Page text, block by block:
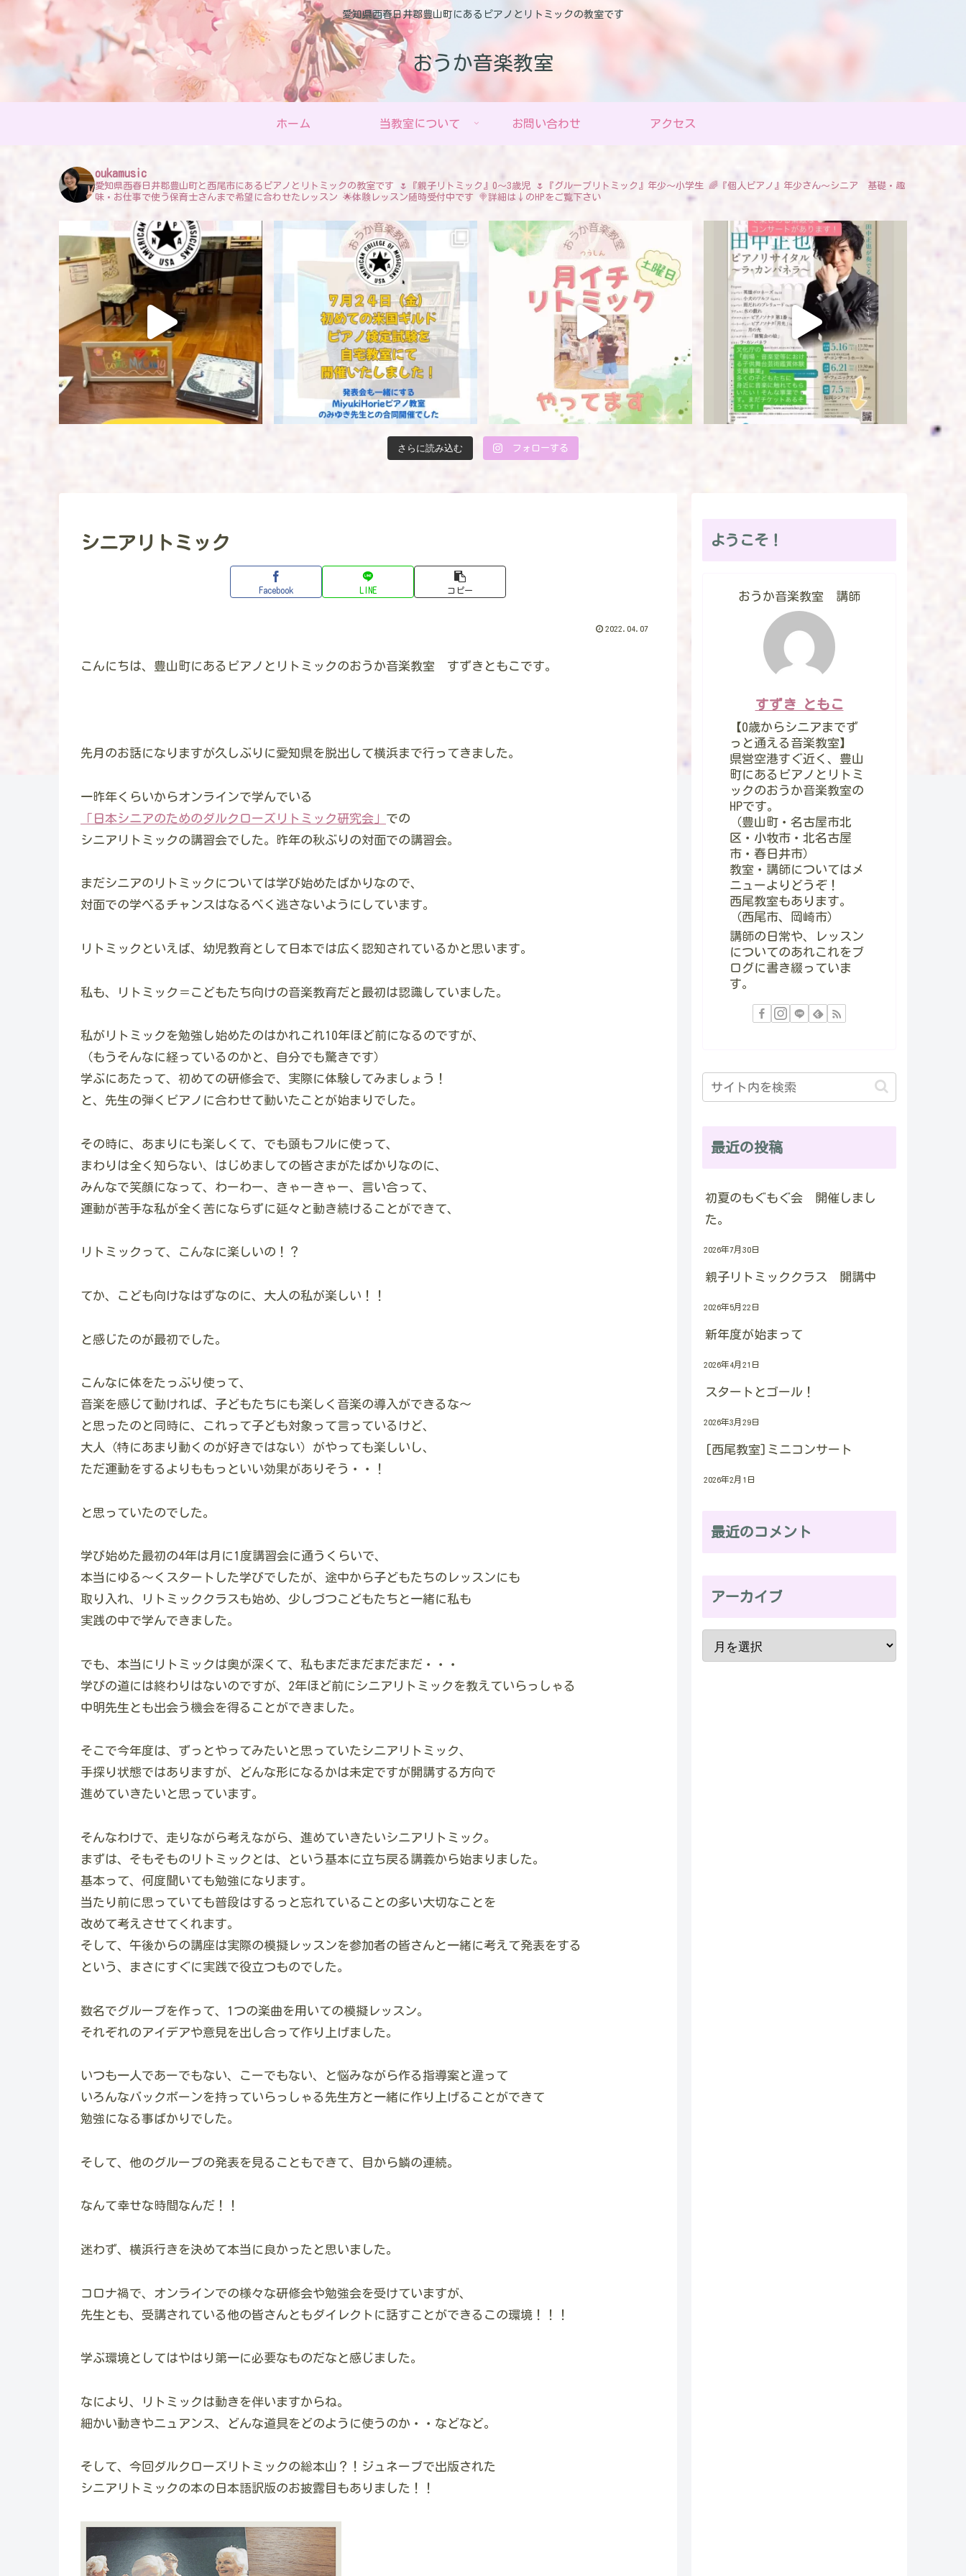
愛知県西春日井郡豊山町にあるピアノとリトミックの教室です
おうか音楽教室
ホーム 当教室について お問い合わせ アクセス
oukamusic
愛知県西春日井郡豊山町と西尾市にあるピアノとリトミックの教室です 🌷『親子リトミック』0〜3歳児 🌷『グループリトミック』年少〜小学生 🌈『個人ピアノ』年少さん〜シニア 基礎・趣
味・お仕事で使う保育士さんまで希望に合わせたレッスン 🌟体験レッスン随時受付中です 🍭詳細は↓のHPをご覧下さい
さらに読み込む フォローする
シニアリトミック
Facebook LINE コピー
2022.04.07
こんにちは、豊山町にあるピアノとリトミックのおうか音楽教室 すずきともこです。
先月のお話になりますが久しぶりに愛知県を脱出して横浜まで行ってきました。
一昨年くらいからオンラインで学んでいる
「日本シニアのためのダルクローズリトミック研究会」 での
シニアリトミックの講習会でした。昨年の秋ぶりの対面での講習会。
まだシニアのリトミックについては学び始めたばかりなので、
対面での学べるチャンスはなるべく逃さないようにしています。
リトミックといえば、幼児教育として日本では広く認知されているかと思います。
私も、リトミック＝こどもたち向けの音楽教育だと最初は認識していました。
私がリトミックを勉強し始めたのはかれこれ10年ほど前になるのですが、
（もうそんなに経っているのかと、自分でも驚きです）
学ぶにあたって、初めての研修会で、実際に体験してみましょう！
と、先生の弾くピアノに合わせて動いたことが始まりでした。
その時に、あまりにも楽しくて、でも頭もフルに使って、
まわりは全く知らない、はじめましての皆さまがたばかりなのに、
みんなで笑顔になって、わーわー、きゃーきゃー、言い合って、
運動が苦手な私が全く苦にならずに延々と動き続けることができて、
リトミックって、こんなに楽しいの！？
てか、こども向けなはずなのに、大人の私が楽しい！！
と感じたのが最初でした。
こんなに体をたっぷり使って、
音楽を感じて動ければ、子どもたちにも楽しく音楽の導入ができるな～
と思ったのと同時に、これって子ども対象って言っているけど、
大人（特にあまり動くのが好きではない）がやっても楽しいし、
ただ運動をするよりももっといい効果がありそう・・！
と思っていたのでした。
学び始めた最初の4年は月に1度講習会に通うくらいで、
本当にゆる～くスタートした学びでしたが、途中から子どもたちのレッスンにも
取り入れ、リトミッククラスも始め、少しづつこどもたちと一緒に私も
実践の中で学んできました。
でも、本当にリトミックは奥が深くて、私もまだまだまだまだ・・・
学びの道には終わりはないのですが、2年ほど前にシニアリトミックを教えていらっしゃる
中明先生とも出会う機会を得ることができました。
そこで今年度は、ずっとやってみたいと思っていたシニアリトミック、
手探り状態ではありますが、どんな形になるかは未定ですが開講する方向で
進めていきたいと思っています。
そんなわけで、走りながら考えながら、進めていきたいシニアリトミック。
まずは、そもそものリトミックとは、という基本に立ち戻る講義から始まりました。
基本って、何度聞いても勉強になります。
当たり前に思っていても普段はするっと忘れていることの多い大切なことを
改めて考えさせてくれます。
そして、午後からの講座は実際の模擬レッスンを参加者の皆さんと一緒に考えて発表をする
という、まさにすぐに実践で役立つものでした。
数名でグループを作って、1つの楽曲を用いての模擬レッスン。
それぞれのアイデアや意見を出し合って作り上げました。
いつも一人であーでもない、こーでもない、と悩みながら作る指導案と違って
いろんなバックボーンを持っていらっしゃる先生方と一緒に作り上げることができて
勉強になる事ばかりでした。
そして、他のグループの発表を見ることもできて、目から鱗の連続。
なんて幸せな時間なんだ！！
迷わず、横浜行きを決めて本当に良かったと思いました。
コロナ禍で、オンラインでの様々な研修会や勉強会を受けていますが、
先生とも、受講されている他の皆さんともダイレクトに話すことができるこの環境！！！
学ぶ環境としてはやはり第一に必要なものだなと感じました。
なにより、リトミックは動きを伴いますからね。
細かい動きやニュアンス、どんな道具をどのように使うのか・・などなど。
そして、今回ダルクローズリトミックの総本山？！ジュネーブで出版された
シニアリトミックの本の日本語訳版のお披露目もありました！！
ようこそ！
おうか音楽教室 講師
すずき ともこ
【0歳からシニアまでず
っと通える音楽教室】
県営空港すぐ近く、豊山
町にあるピアノとリトミ
ックのおうか音楽教室の
HPです。
（豊山町・名古屋市北
区・小牧市・北名古屋
市・春日井市）
教室・講師についてはメ
ニューよりどうぞ！
西尾教室もあります。
（西尾市、岡崎市）
講師の日常や、レッスン
についてのあれこれをブ
ログに書き綴っていま
す。
最近の投稿
初夏のもぐもぐ会 開催しまし
た。
2026年7月30日
親子リトミッククラス 開講中
2026年5月22日
新年度が始まって
2026年4月21日
スタートとゴール！
2026年3月29日
[西尾教室]ミニコンサート
2026年2月1日
最近のコメント
アーカイブ